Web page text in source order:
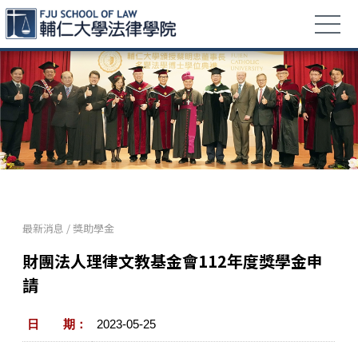
最新消息 /獎助學金
財團法人理律文教基金會112年度獎學金申
請
日 期： 2023-05-25